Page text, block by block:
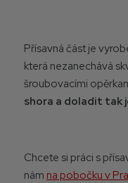
Přísavná část je
která nezanechává
šroubovacími
shora a doladit tak
Chcete si práci s
nám na pobočku v